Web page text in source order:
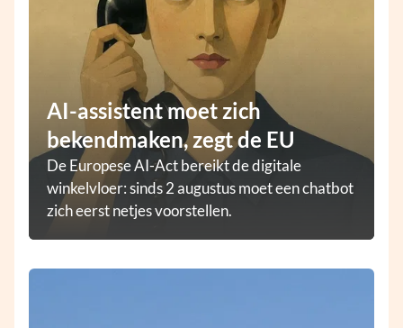
AI-assistent moet zich
bekendmaken, zegt de EU
De Europese AI-Act bereikt de digitale
winkelvloer: sinds 2 augustus moet een chatbot
zich eerst netjes voorstellen.